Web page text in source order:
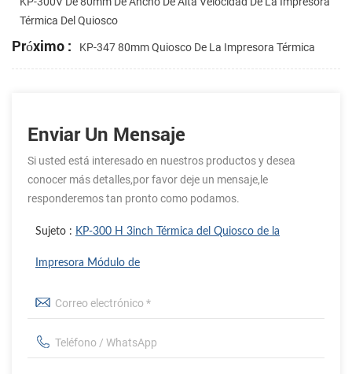
Térmica Del Quiosco
Próximo : KP-347 80mm Quiosco De La Impresora Térmica
Enviar Un Mensaje
Si usted está interesado en nuestros productos y desea
conocer más detalles,por favor deje un mensaje,le
responderemos tan pronto como podamos.
Sujeto : KP-300 H 3inch Térmica del Quiosco de la
Impresora Módulo de